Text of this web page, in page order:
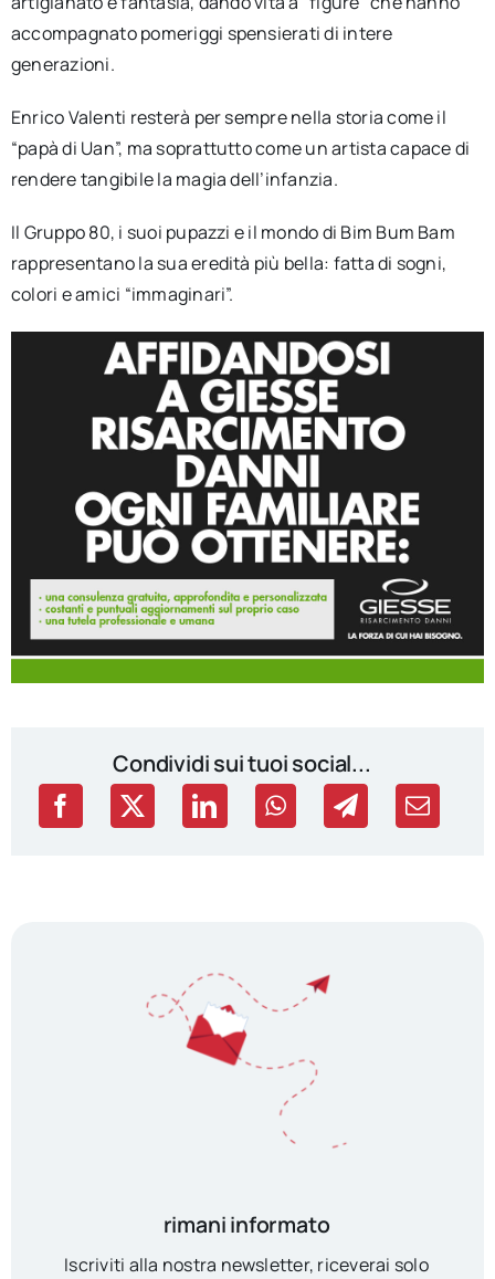
accompagnato pomeriggi spensierati di intere
generazioni.
Enrico Valenti resterà per sempre nella storia come il
“papà di Uan”, ma soprattutto come un artista capace di
rendere tangibile la magia dell’infanzia.
Il Gruppo 80, i suoi pupazzi e il mondo di Bim Bum Bam
rappresentano la sua eredità più bella: fatta di sogni,
colori e amici “immaginari”.
Condividi sui tuoi social...
rimani informato
Iscriviti alla nostra newsletter, riceverai solo